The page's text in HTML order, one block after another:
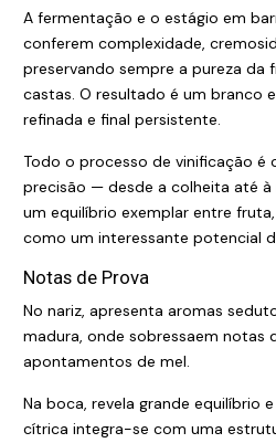
A fermentação e o estágio em
conferem complexidade,
preservando sempre a pureza da
castas. O resultado é um branco
refinada e final persistente.
Todo o processo de vinificação é
precisão — desde a colheita até
um equilíbrio exemplar entre
como um interessante potencial
Notas de Prova
No nariz, apresenta aromas
madura, onde sobressaem notas
apontamentos de mel.
Na boca, revela grande equilíbrio
cítrica integra-se com uma